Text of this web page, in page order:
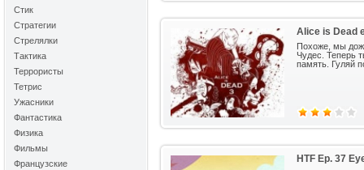
Alice is Dead
Похоже, мы
Чудес. Теперь
память. Гуляй
HTF Ep. 37
Стик
Стратегии
Стрелялки
Тактика
Террористы
Тетрис
Ужасники
Фантастика
Физика
Фильмы
Французские